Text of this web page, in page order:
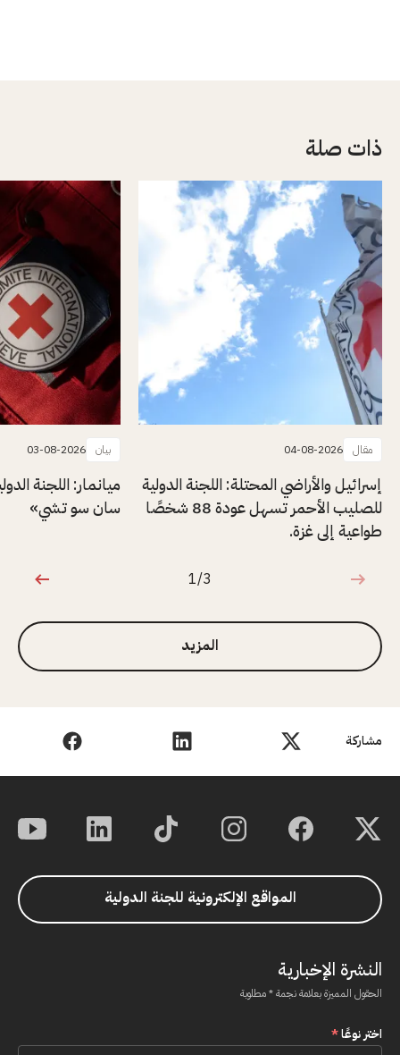
مشاركة
ذات صلة
مقال 04-08-2026
إسرائيل والأراضي المحتلة: اللجنة الدولية
للصليب الأحمر تسهل عودة 88 شخصًا
طواعية إلى غزة.
بيان 03-08-2026
ميانمار: اللجنة
سان سو تشي»
1 من 3
1/3
المزيد
المواقع الإلكترونية للجنة الدولية
النشرة الإخبارية
الحقول المميزة بعلامة نجمة * مطلوبة
اختر نوعًا*